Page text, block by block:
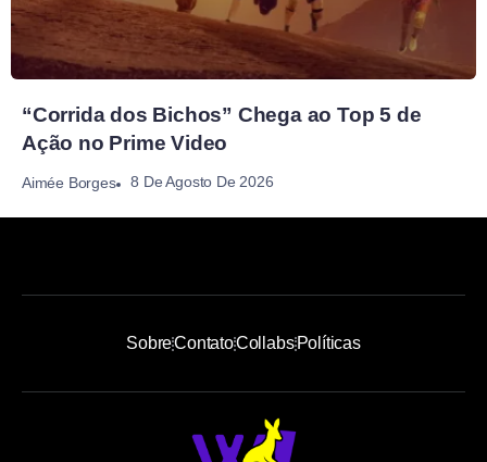
“Corrida dos Bichos” Chega ao Top 5 de
Ação no Prime Video
Aimée Borges 8 De Agosto De 2026
SobreContatoCollabsPolíticas